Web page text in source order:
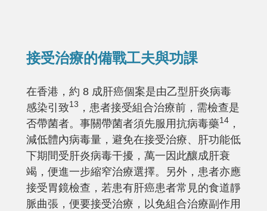
接受治療的備戰工夫與功課
在香港，約 8 成肝癌個案是由乙型肝炎病毒
感染引致13 ，患者接受組合治療前，需檢查是
否帶菌者。事關帶菌者須先服用抗病毒藥14 ，
減低體內病毒量，避免在接受治療、肝功能低
下期間受肝炎病毒干擾，萬一因此釀成肝衰
竭，便進一步縮窄治療選擇。另外，患者亦應
接受胃鏡檢查，若患有肝癌患者常見的食道靜
脈曲張，便要接受治療，以免組合治療副作用